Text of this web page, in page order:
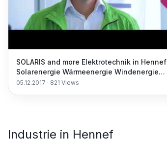
SOLARIS and more Elektrotechnik in Hennef
Solarenergie Wärmeenergie Windenergie
Sachverständiger
05.12.2017 · 821 Views
Industrie in Hennef